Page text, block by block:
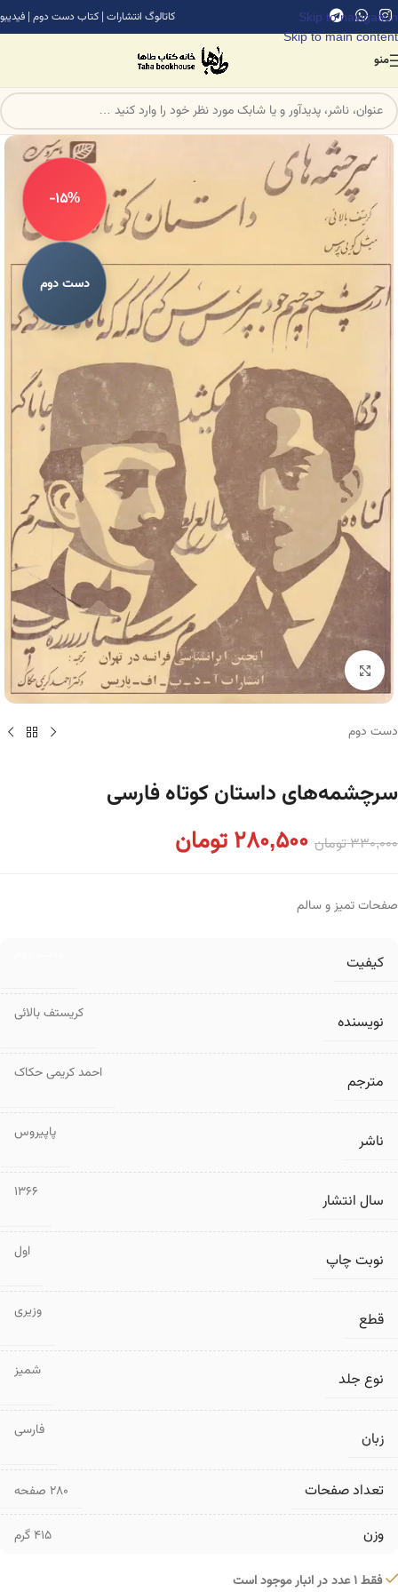
Skip to navigation
Skip to main content
کاتالوگ انتشارات | کتاب دست دوم | فیدیبو
منو
-15%
دست دوم
برای بزرگنمایی کلیک کنید
دست دوم
سرچشمه‌های داستان کوتاه فارسی
330,000تومان 280,500تومان
صفحات تمیز و سالم
کیفیت
نویسنده کریستف بالائی
مترجم احمد کریمی حکاک
ناشر پاپیروس
سال انتشار 1366
نوبت چاپ اول
قطع وزیری
نوع جلد شمیز
زبان فارسی
تعداد صفحات ۲۸۰ صفحه
وزن 415 گرم
فقط 1 عدد در انبار موجود است